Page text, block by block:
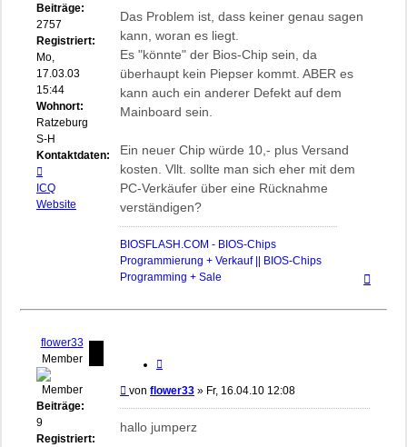
Beiträge:
2757
Registriert:
Mo,
17.03.03
15:44
Wohnort:
Ratzeburg,
S-H
Kontaktdaten:
von
biosflash
ICQ
Website
Das Problem ist, dass keiner genau sagen
kann, woran es liegt.
Es "könnte" der Bios-Chip sein, da
überhaupt kein Piepser kommt. ABER es
kann auch ein anderer Defekt auf dem
Mainboard sein.
Ein neuer Chip würde 10,- plus Versand
kosten. Vllt. sollte man sich eher mit dem
PC-Verkäufer über eine Rücknahme
verständigen?
BIOSFLASH.COM - BIOS-Chips
Programmierung + Verkauf || BIOS-Chips
Programming + Sale
flower33
Member
Beiträge:
9
Registriert:
Beitrag
von flower33 » Fr, 16.04.10 12:08
hallo jumperz